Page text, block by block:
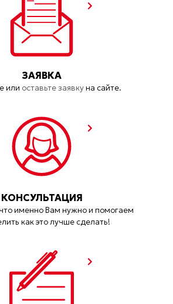
ЗАЯВКА
или оставьте заявкуна сайте.
КОНСУЛЬТАЦИЯ
именно Вам нужно и помогаем
как это лучше сделать!